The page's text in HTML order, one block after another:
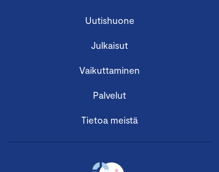
Uutishuone
Julkaisut
Vaikuttaminen
Palvelut
Tietoa meistä